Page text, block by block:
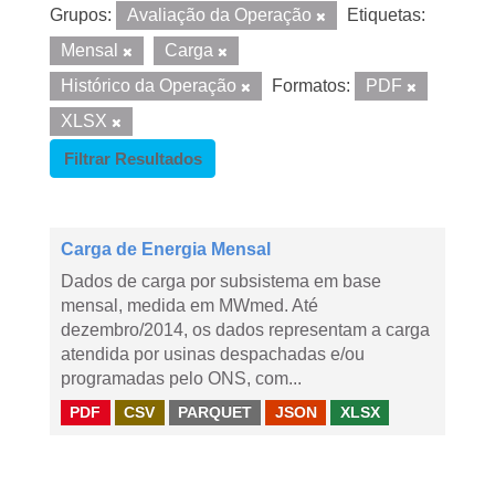
Grupos: Avaliação da Operação
Etiquetas:
Mensal
Carga
Histórico da Operação
Formatos:
PDF
XLSX
Filtrar Resultados
Carga de Energia Mensal
Dados de carga por subsistema em base
mensal, medida em MWmed. Até
dezembro/2014, os dados representam a carga
atendida por usinas despachadas e/ou
programadas pelo ONS, com...
PDF CSV PARQUET JSON XLSX